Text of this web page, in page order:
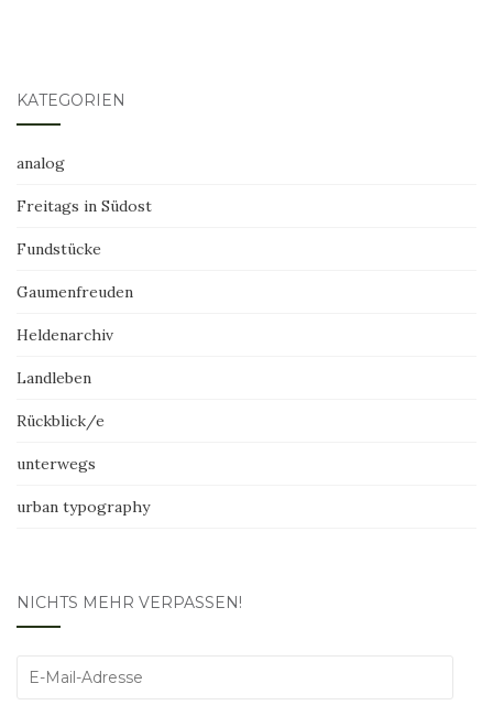
KATEGORIEN
analog
Freitags in Südost
Fundstücke
Gaumenfreuden
Heldenarchiv
Landleben
Rückblick/e
unterwegs
urban typography
NICHTS MEHR VERPASSEN!
E-